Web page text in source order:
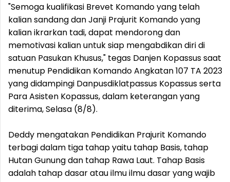
"Semoga kualifikasi Brevet Komando yang telah
kalian sandang dan Janji Prajurit Komando yang
kalian ikrarkan tadi, dapat mendorong dan
memotivasi kalian untuk siap mengabdikan diri di
satuan Pasukan Khusus," tegas Danjen Kopassus saat
menutup Pendidikan Komando Angkatan 107 TA 2023
yang didampingi Danpusdiklatpassus Kopassus serta
Para Asisten Kopassus, dalam keterangan yang
diterima, Selasa (8/8).
Deddy mengatakan Pendidikan Prajurit Komando
terbagi dalam tiga tahap yaitu tahap Basis, tahap
Hutan Gunung dan tahap Rawa Laut. Tahap Basis
adalah tahap dasar atau ilmu ilmu dasar yang wajib